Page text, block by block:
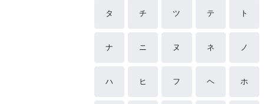
タ チ ツ テ ト
ナ ニ ヌ ネ ノ
ハ ヒ フ ヘ ホ